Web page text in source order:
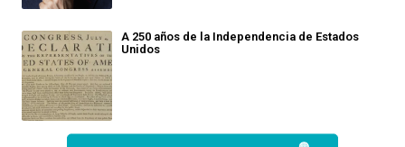
A 250 años de la Independencia de Estados
Unidos